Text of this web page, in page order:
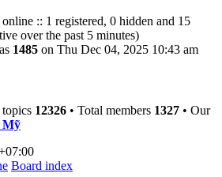
online :: 1 registered, 0 hidden and 15
over the past 5 minutes)
1485 on Thu Dec 04, 2025 10:43 am
topics 12326 • Total members 1327 • Our
Mỹ
Board index